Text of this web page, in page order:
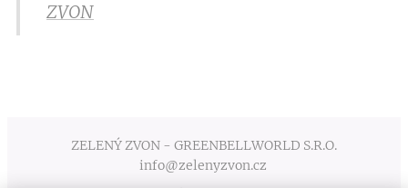
ZVON
ZELENÝ ZVON - GREENBELLWORLD S.R.O.
info@zelenyzvon.cz